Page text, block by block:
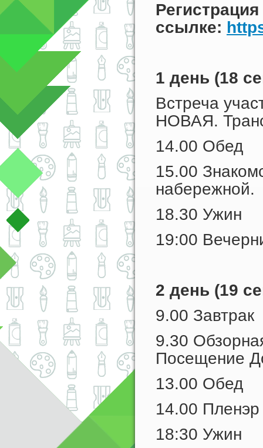
ссылке:
1 день (18
Встреча
НОВАЯ.
14.00 Обед
15.00
набережной.
18.30 Ужин
19:00
2 день (19
9.00 Завтрак
9.30
Посещение
13.00 Обед
14.00
18:30 Ужин